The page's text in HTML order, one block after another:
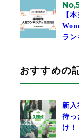
【
ラン
おすすめの
新入
待っ
け！